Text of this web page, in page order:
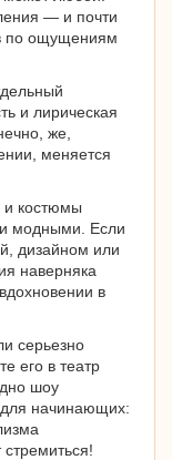
— и почти
по ощущениям
и лирическая
же,
меняется
и костюмы
и модными. Если
дизайном или
наверняка
в
серьезно
его в театр
шоу
начинающих: